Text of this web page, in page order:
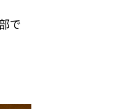
で